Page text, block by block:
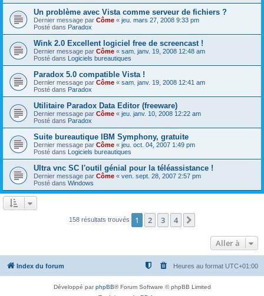
Un problème avec Vista comme serveur de fichiers ?
Dernier message par Côme « jeu. mars 27, 2008 9:33 pm
Posté dans Paradox
Wink 2.0 Excellent logiciel free de screencast !
Dernier message par Côme « sam. janv. 19, 2008 12:48 am
Posté dans Logiciels bureautiques
Paradox 5.0 compatible Vista !
Dernier message par Côme « sam. janv. 19, 2008 12:41 am
Posté dans Paradox
Utilitaire Paradox Data Editor (freeware)
Dernier message par Côme « jeu. janv. 10, 2008 12:22 am
Posté dans Paradox
Suite bureautique IBM Symphony, gratuite
Dernier message par Côme « jeu. oct. 04, 2007 1:49 pm
Posté dans Logiciels bureautiques
Ultra vnc SC l'outil génial pour la téléassistance !
Dernier message par Côme « ven. sept. 28, 2007 2:57 pm
Posté dans Windows
158 résultats trouvés 1 2 3 4
Aller à
Index du forum Heures au format UTC+01:00
Développé parphpBB® Forum Software © phpBB Limited